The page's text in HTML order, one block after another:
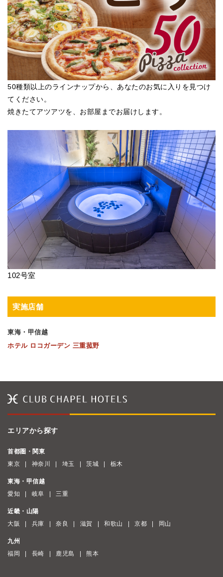
50種類以上のラインナップから、あなたのお気に入りを見つけ
てください。
焼きたてアツアツを、お部屋までお届けします。
102号室
実施店舗
東海・甲信越
ホテル ロコガーデン 三重菰野
エリアから探す
首都圏・関東
東京
神奈川 埼玉 茨城 栃木
東海・甲信越
愛知
岐阜 三重
近畿・山陽
大阪
兵庫 奈良 滋賀 和歌山 京都 岡山
九州
福岡
長崎 鹿児島 熊本